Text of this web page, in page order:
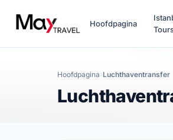
Hoofdpagina
Hoofdpagina Luchthaventransfer